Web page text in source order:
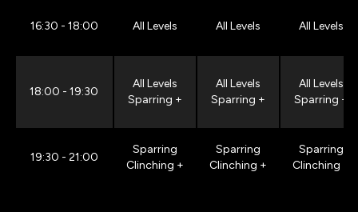
16:30 - 18:00 All Levels All Levels All Levels
18:00 - 19:30
All Levels
Sparring +
All Levels
Sparring +
All Levels
Sparring +
19:30 - 21:00
Sparring
Clinching +
Sparring
Clinching +
Sparring
Clinching +